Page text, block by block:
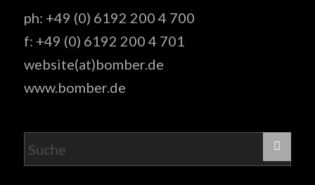
ph: +49 (0) 6192 200 4 700
f: +49 (0) 6192 200 4 701
website(at)bomber.de
www.bomber.de